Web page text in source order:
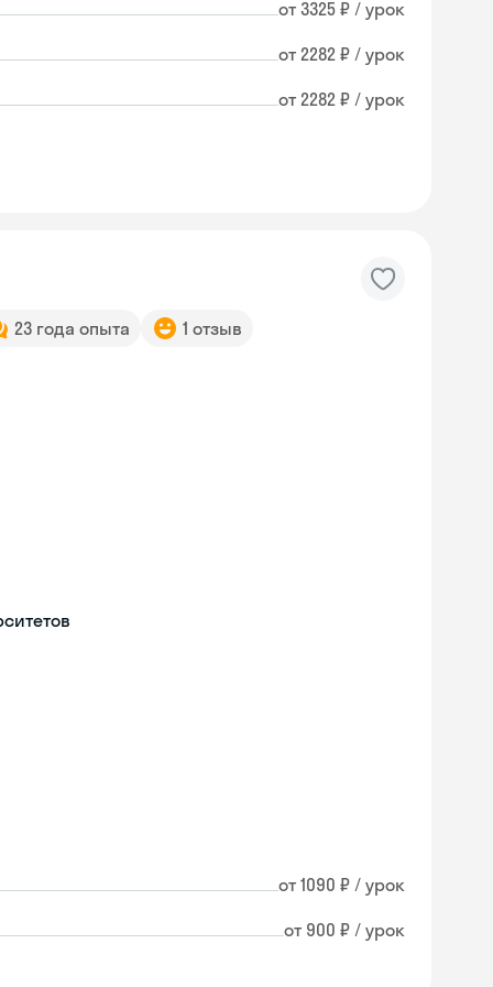
от 3325 ₽ / урок
от 2282 ₽ / урок
от 2282 ₽ / урок
23 года опыта 1 отзыв
от 1090 ₽ / урок
от 900 ₽ / урок